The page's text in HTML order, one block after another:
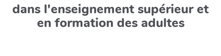
dans l'enseignement supérieur et
en formation des adultes